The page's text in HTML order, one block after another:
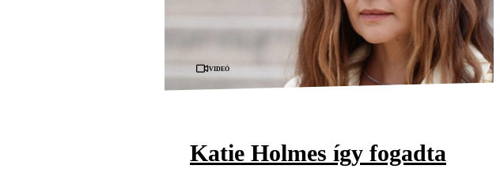
Videó
Katie Holmes így fogadta